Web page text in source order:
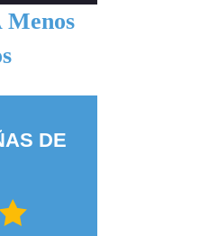
DE